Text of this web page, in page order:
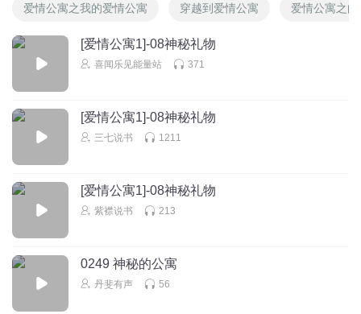
爱情公寓之我的爱情公寓 穿越到爱情公寓 爱情公寓之
[爱情公寓1]-08神秘礼物
喜闻乐见能量站 371
[爱情公寓1]-08神秘礼物
三七说书 1211
[爱情公寓1]-08神秘礼物
紫襟说书 213
0249 神秘的公寓
丹斐有声 56